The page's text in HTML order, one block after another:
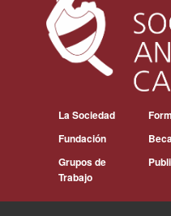
La Sociedad
Fundación
Grupos de
Trabajo